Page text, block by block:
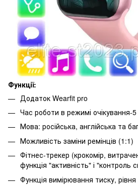
Функції:
Додаток Wearfit pro
Час роботи в режимі очікування-5
Мова: російська, англійська та
Можливість заміни ремінців (1:1)
Фітнес-трекер (крокомір,
функція "активність" і "контроль
Функція вимірювання тиску,